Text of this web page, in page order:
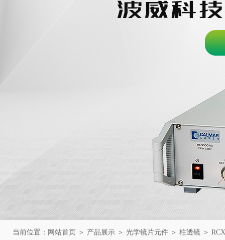
当前位置： 网站首页 ＞ 产品展示 ＞ 光学镜片元件 ＞ 柱透镜 ＞